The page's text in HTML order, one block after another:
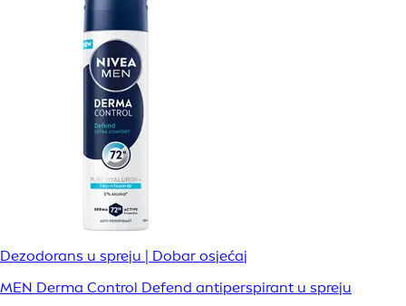
Dezodorans u spreju | Dobar osjećaj
MEN Derma Control Defend antiperspirant u spreju